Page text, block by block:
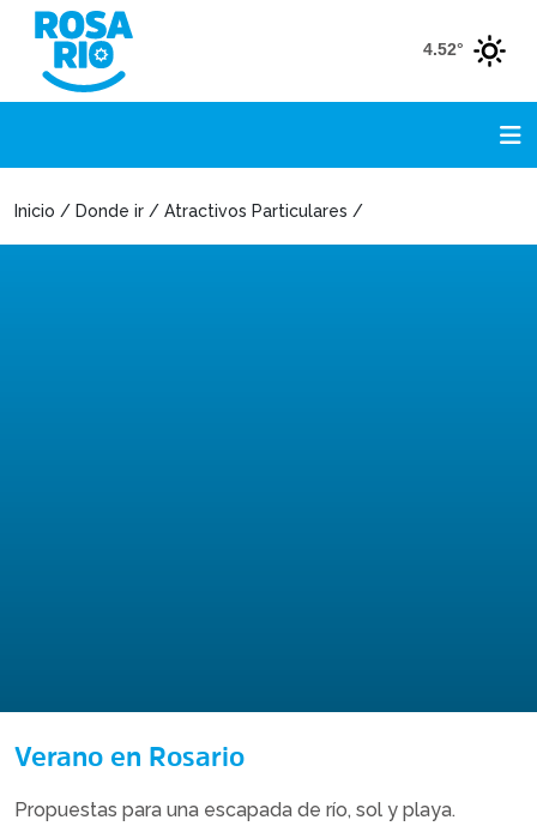
4.52°
Inicio / Donde ir / Atractivos Particulares /
Verano en Rosario
Propuestas para una escapada de río, sol y playa.